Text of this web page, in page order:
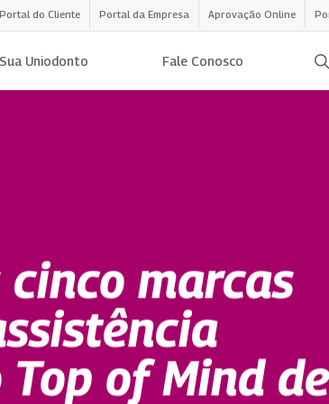
Portal do Cliente Portal da Empresa Aprovação Online
Sua Uniodonto Fale Conosco
marcas
of Mind de